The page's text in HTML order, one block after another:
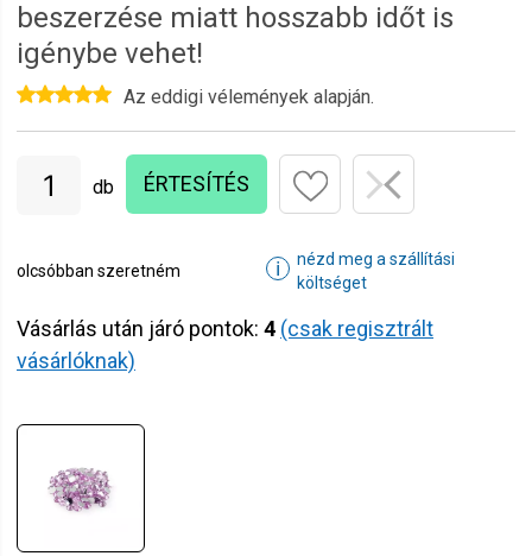
beszerzése miatt hosszabb időt is
igénybe vehet!
Az eddigi vélemények alapján.
db ÉRTESÍTÉS
olcsóbban szeretném ℹ
nézd meg a szállítási
költséget
Vásárlás után járó pontok: 4 (csak regisztrált
vásárlóknak)